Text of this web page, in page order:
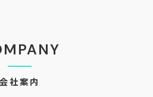
会社案内